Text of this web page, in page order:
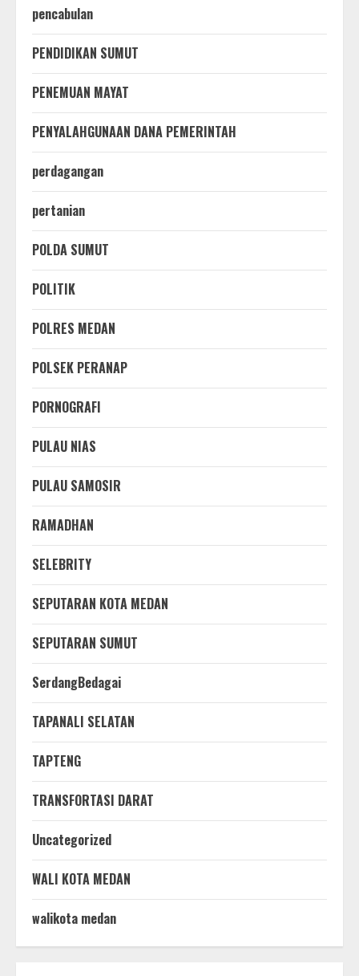
pencabulan
PENDIDIKAN SUMUT
PENEMUAN MAYAT
PENYALAHGUNAAN DANA PEMERINTAH
perdagangan
pertanian
POLDA SUMUT
POLITIK
POLRES MEDAN
POLSEK PERANAP
PORNOGRAFI
PULAU NIAS
PULAU SAMOSIR
RAMADHAN
SELEBRITY
SEPUTARAN KOTA MEDAN
SEPUTARAN SUMUT
SerdangBedagai
TAPANALI SELATAN
TAPTENG
TRANSFORTASI DARAT
Uncategorized
WALI KOTA MEDAN
walikota medan